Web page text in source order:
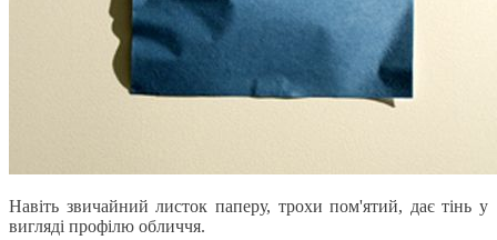
Навіть звичайний листок паперу, трохи пом'ятий, дає тінь у
вигляді профілю обличчя.